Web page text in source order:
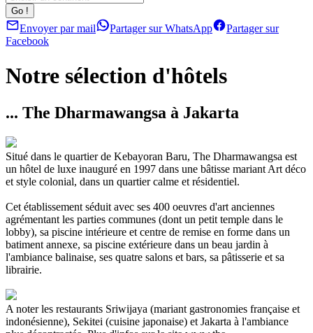
Envoyer par mail Partager sur WhatsApp
Partager sur
Facebook
Notre sélection d'hôtels
... The Dharmawangsa à Jakarta
Situé dans le quartier de Kebayoran Baru, The Dharmawangsa est
un hôtel de luxe inauguré en 1997 dans une bâtisse mariant Art déco
et style colonial, dans un quartier calme et résidentiel.
Cet établissement séduit avec ses 400 oeuvres d'art anciennes
agrémentant les parties communes (dont un petit temple dans le
lobby), sa piscine intérieure et centre de remise en forme dans un
batiment annexe, sa piscine extérieure dans un beau jardin à
l'ambiance balinaise, ses quatre salons et bars, sa pâtisserie et sa
librairie.
A noter les restaurants Sriwijaya (mariant gastronomies française et
indonésienne), Sekitei (cuisine japonaise) et Jakarta à l'ambiance